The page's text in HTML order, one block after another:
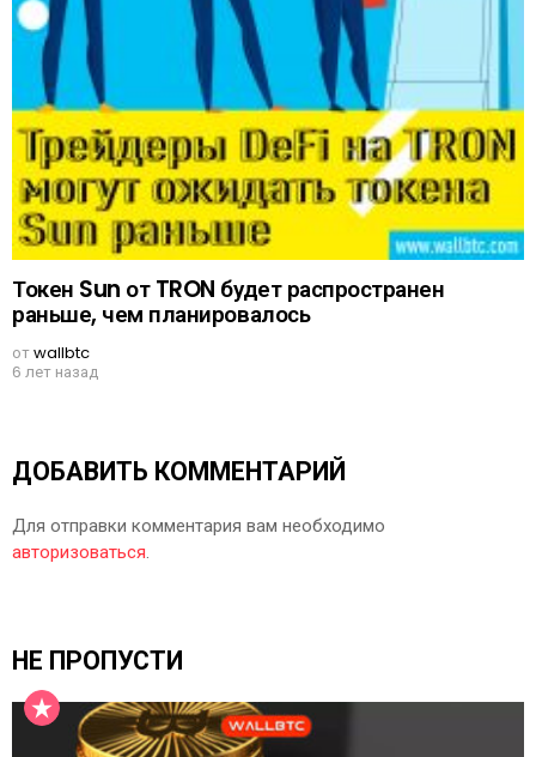
Токен Sun от TRON будет распространен
раньше, чем планировалось
отwallbtc
6 лет назад
ДОБАВИТЬ КОММЕНТАРИЙ
Для отправки комментария вам необходимо
авторизоваться.
НЕ ПРОПУСТИ